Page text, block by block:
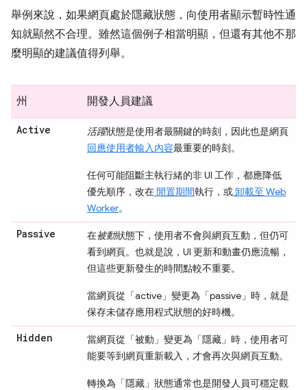
舉例來說，如果網頁處於隱藏狀態，向使用者顯示暫時性通
知就顯然不合理。雖然這個例子相當明顯，但還有其他不那
麼明顯的建議值得列舉。
州 開發人員建議
Active 活躍狀態是使用者最關鍵的時刻，因此也是網頁
回應使用者輸入內容最重要的時刻。
任何可能阻斷主執行緒的非 UI 工作，都應降低
優先順序，改在閒置期間執行，或卸載至 Web
Worker。
Passive 在被動狀態下，使用者不會與網頁互動，但仍可
看到網頁。也就是說，UI 更新和動畫仍應流暢，
但這些更新發生的時間點較不重要。
當網頁從「active」 變更為「passive」 時，就是
保存未儲存應用程式狀態的好時機。
Hidden 當網頁從「被動」 變更為「隱藏」 時，使用者可
能要等到網頁重新載入，才會再次與網頁互動。
轉換為「隱藏」 狀態通常也是開發人員可穩定觀